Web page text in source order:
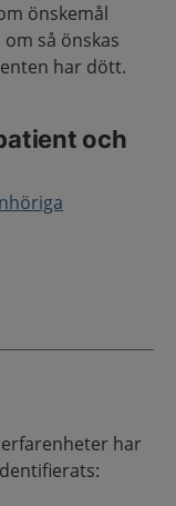
önskemål
så önskas
har dött.
och
har